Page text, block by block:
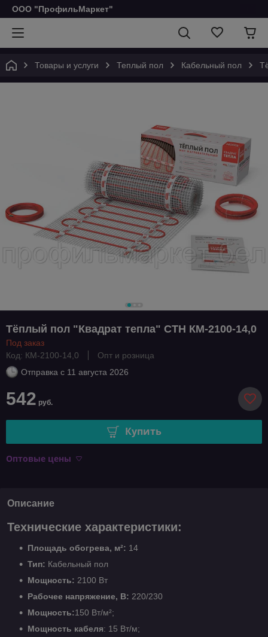
ООО "ПрофильМаркет"
Товары и услуги Теплый пол Кабельный пол
Тёплый пол "Квадрат тепла" СТН КМ-2100-14,0
Под заказ
Код: КМ-2100-14,0
Опт и розница
Отправка с 11 августа 2026
542 руб.
Купить
Оптовые цены
Описание
Технические характеристики:
Площадь обогрева, м²: 14
Тип: Кабельный пол
Мощность: 2100 Вт
Рабочее напряжение, В: 220/230
Мощность:150 Вт/м²;
Мощность кабеля: 15 Вт/м;